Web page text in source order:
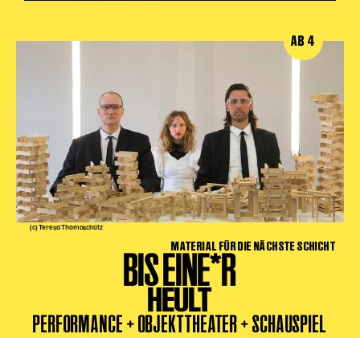
(c) Teresa Thomaschütz
AB 4
MATERIAL FÜR DIE NÄCHSTE SCHICHT
BIS EINE*R
HEULT
PERFORMANCE + OBJEKTTHEATER + SCHAUSPIEL